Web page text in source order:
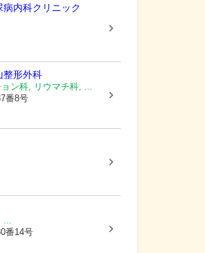
内科クリニック
整形外科
ン科, リウマチ科, ...
番8号
...
番14号